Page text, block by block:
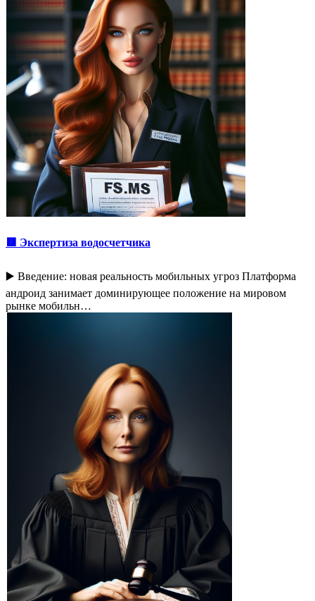
🟥 Экспертиза водосчетчика
▶️ Введение: новая реальность мобильных угроз Платформа
андроид занимает доминирующее положение на мировом
рынке мобильн…